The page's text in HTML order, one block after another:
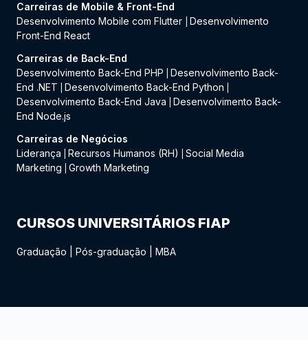
Carreiras de Mobile & Front-End
Desenvolvimento Mobile com Flutter
Desenvolvimento
Front-End React
Carreiras de Back-End
Desenvolvimento Back-End PHP
Desenvolvimento Back-
End .NET
Desenvolvimento Back-End Python
Desenvolvimento Back-End Java
Desenvolvimento Back-
End Node.js
Carreiras de Negócios
Liderança
Recursos Humanos (RH)
Social Media
Marketing
Growth Marketing
CURSOS UNIVERSITÁRIOS FIAP
Graduação Pós-graduação MBA